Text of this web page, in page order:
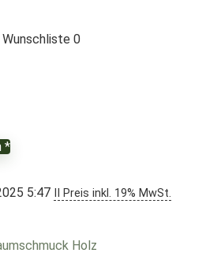
Wunschliste 0
*
5:47 II Preis inkl. 19% MwSt.
Holz